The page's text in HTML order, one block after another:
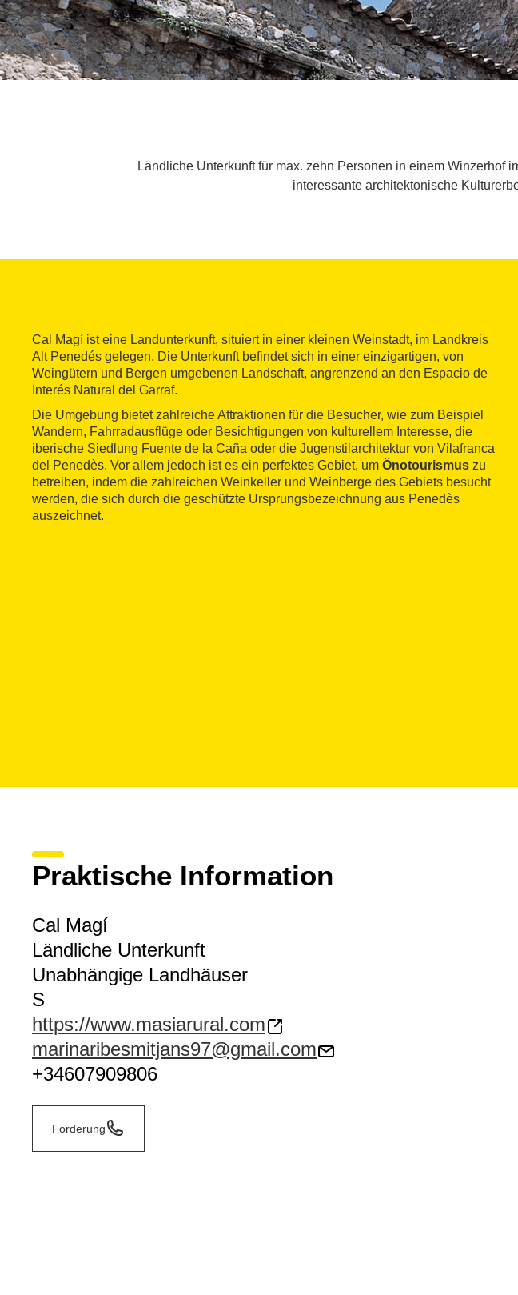
Ländliche Unterkunft für max. zehn Personen in einem Winzerhof
interessante architektonische
Cal Magí ist eine Landunterkunft, situiert in einer kleinen Weinstadt, im Landkreis
Alt Penedés gelegen. Die Unterkunft befindet sich in einer einzigartigen, von
Weingütern und Bergen umgebenen Landschaft, angrenzend an den Espacio de
Interés Natural del Garraf.
Die Umgebung bietet zahlreiche Attraktionen für die Besucher, wie zum Beispiel
Wandern, Fahrradausflüge oder Besichtigungen von kulturellem Interesse, die
iberische Siedlung Fuente de la Caña oder die Jugenstilarchitektur von Vilafranca
del Penedès. Vor allem jedoch ist es ein perfektes Gebiet, um Önotourismus zu
betreiben, indem die zahlreichen Weinkeller und Weinberge des Gebiets besucht
werden, die sich durch die geschützte Ursprungsbezeichnung aus Penedès
auszeichnet.
Praktische Information
Cal Magí
Ländliche Unterkunft
Unabhängige Landhäuser
S
https://www.masiarural.com
marinaribesmitjans97@gmail.com
+34607909806
Forderung